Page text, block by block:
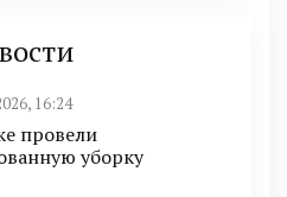
16:24
провели
уборку